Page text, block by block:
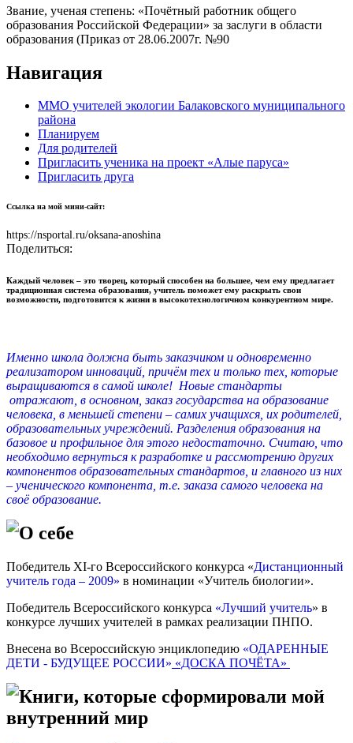
Звание, ученая степень: «Почётный работник общего
образования Российской Федерации» за заслуги в области
образования (Приказ от 28.06.2007г. №90
Навигация
ММО учителей экологии Балаковского муниципального
района
Планируем
Для родителей
Пригласить ученика на проект «Алые паруса»
Пригласить друга
Ссылка на мой мини-сайт:
https://nsportal.ru/oksana-anoshina
Поделиться:
Каждый человек – это творец, который способен на большее, чем ему предлагает
традиционная система образования, учитель поможет ему раскрыть свои
возможности, подготовится к жизни в высокотехнологичном конкурентном мире.
Именно школа должна быть заказчиком и одновременно
реализатором инноваций, причём тех и только тех, которые
выращиваются в самой школе! Новые стандарты
отражают, в основном, заказ государства на образование
человека, в меньшей степени – самих учащихся, их родителей,
образовательных учреждений. Разделения образования на
базовое и профильное для этого недостаточно. Считаю, что
необходимо вернуться к разработке и рассмотрению других
компонентов образовательных стандартов, и главного из них
– ученического компонента, т.е. заказа самого человека на
своё образование.
О себе
Победитель ХI-го Всероссийского конкурса «Дистанционный
учитель года – 2009» в номинации «Учитель биологии».
Победитель Всероссийского конкурса «Лучший учитель» в
конкурсе лучших учителей в рамках реализации ПНПО.
Внесена во Всероссийскую энциклопедию «ОДАРЕННЫЕ
ДЕТИ - БУДУЩЕЕ РОССИИ» «ДОСКА ПОЧЁТА»
Книги, которые сформировали мой
внутренний мир